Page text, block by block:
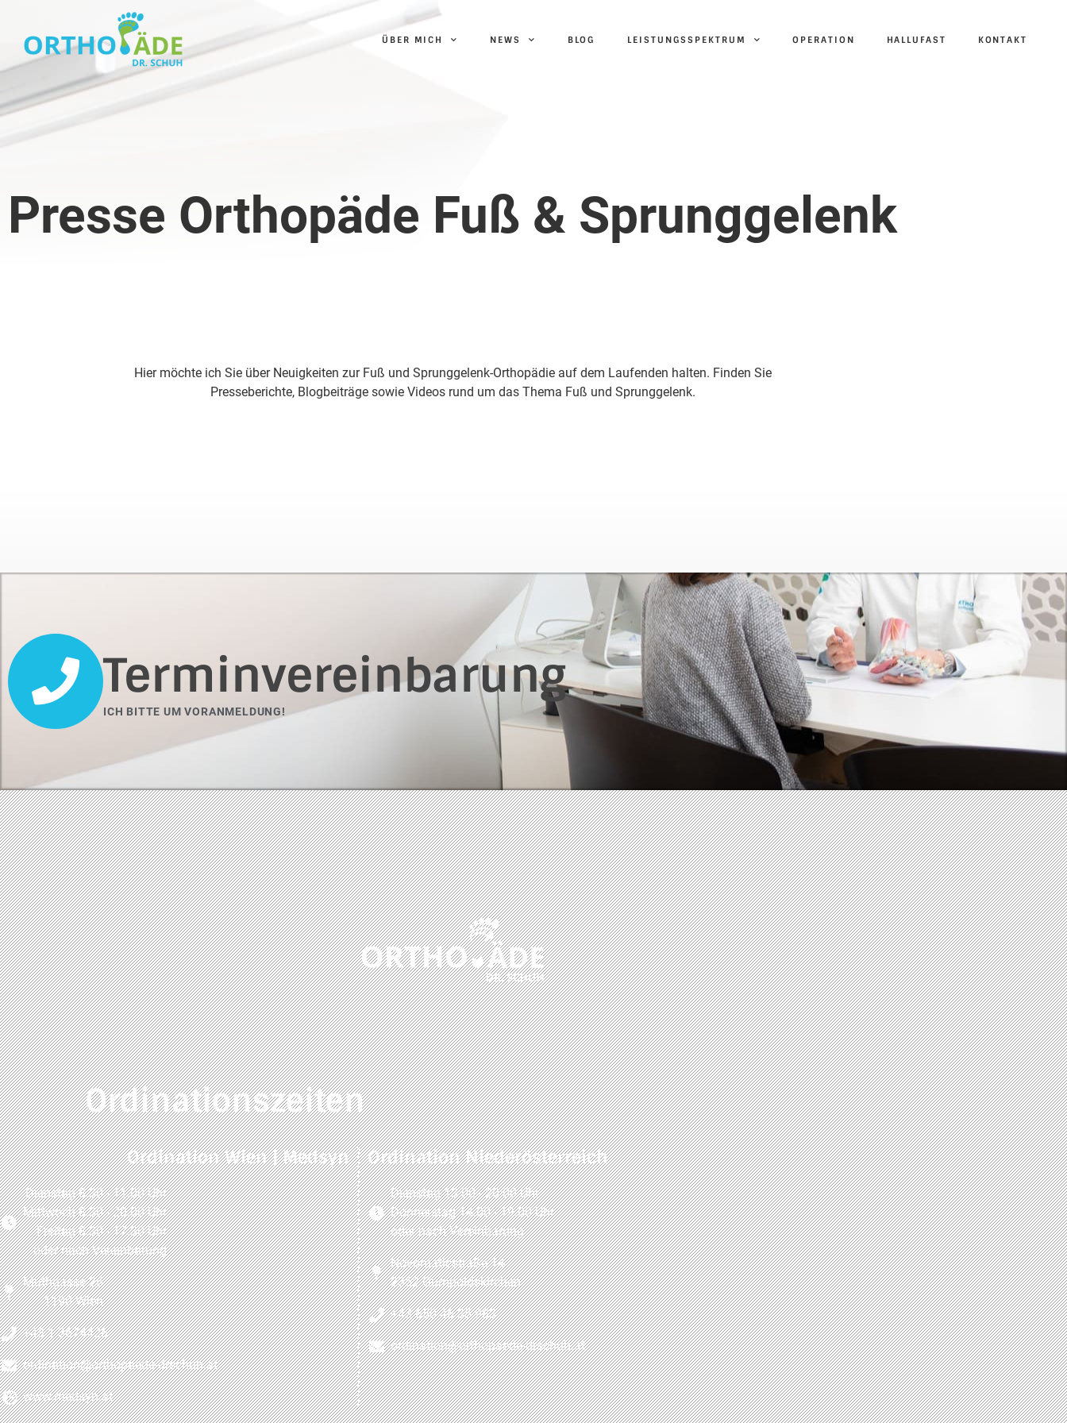
ÜBER MICH NEWS BLOG LEISTUNGS­SPEKTRUM OPERATION HALLUFAST KONTAKT
Presse Orthopäde Fuß & Sprunggelenk
Hier möchte ich Sie über Neuigkeiten zur Fuß und Sprunggelenk-Orthopädieauf dem Laufenden halten. Finden Sie
Presseberichte, Blogbeiträge sowie Videos rund um das Thema Fuß und Sprunggelenk.
Terminvereinbarung
ICH BITTE UM VORANMELDUNG!
Ordinationszeiten
Ordination Wien | Medsyn
Dienstag 8:30 - 11:00 Uhr
Mittwoch 8:30 - 20:00 Uhr
Freitag 8:30 - 17:30 Uhr
oder nach Vereinbarung
Muthgasse 26
1190 Wien
+43 1 3674426
ordination@orthopaede-drschuh.at
www.medsyn.at
Ordination Niederösterreich
Dienstag 13:00 - 20:00 Uhr
Donnerstag 14:00 - 19:00 Uhr
oder nach Vereinbarung
Novomaticstraße 14
2352 Gumpoldskirchen
+43 650 46 35 983
ordination@orthopaede-drschuh.at